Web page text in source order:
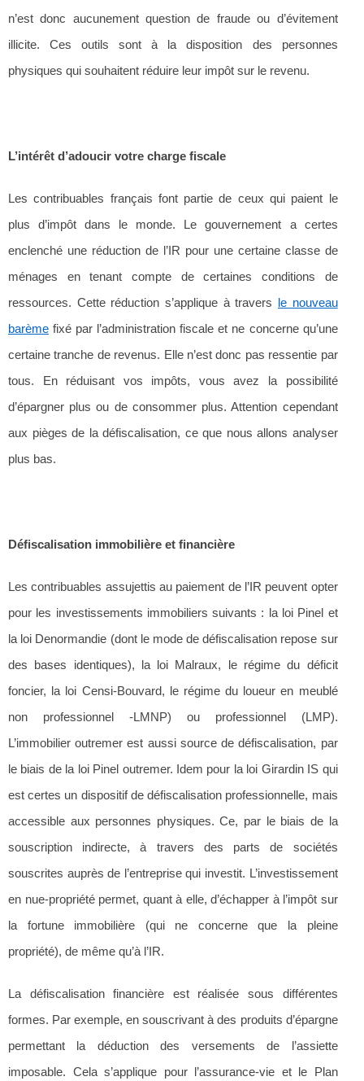
n’est donc aucunement question de fraude ou d’évitement
illicite. Ces outils sont à la disposition des personnes
physiques qui souhaitent réduire leur impôt sur le revenu.
L’intérêt d’adoucir votre charge fiscale
Les contribuables français font partie de ceux qui paient le
plus d’impôt dans le monde. Le gouvernement a certes
enclenché une réduction de l’IR pour une certaine classe de
ménages en tenant compte de certaines conditions de
ressources. Cette réduction s’applique à travers
le nouveau
barème fixé par l’administration fiscale et ne concerne qu’une
certaine tranche de revenus. Elle n’est donc pas ressentie par
tous. En réduisant vos impôts, vous avez la possibilité
d’épargner plus ou de consommer plus. Attention cependant
aux pièges de la défiscalisation, ce que nous allons analyser
plus bas.
Défiscalisation immobilière et financière
Les contribuables assujettis au paiement de l’IR peuvent opter
pour les investissements immobiliers suivants : la loi Pinel et
la loi Denormandie (dont le mode de défiscalisation repose sur
des bases identiques), la loi Malraux, le régime du déficit
foncier, la loi Censi-Bouvard, le régime du loueur en meublé
non professionnel -LMNP) ou professionnel (LMP).
L’immobilier outremer est aussi source de défiscalisation, par
le biais de la loi Pinel outremer. Idem pour la loi Girardin IS qui
est certes un dispositif de défiscalisation professionnelle, mais
accessible aux personnes physiques. Ce, par le biais de la
souscription indirecte, à travers des parts de sociétés
souscrites auprès de l’entreprise qui investit. L’investissement
en nue-propriété permet, quant à elle, d’échapper à l’impôt sur
la fortune immobilière (qui ne concerne que la pleine
propriété), de même qu’à l’IR.
La défiscalisation financière est réalisée sous différentes
formes. Par exemple, en souscrivant à des produits d’épargne
permettant la déduction des versements de l’assiette
imposable. Cela s’applique pour l’assurance-vie et le Plan